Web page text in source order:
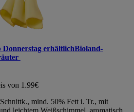
Donnerstag erhältlichBioland-
von 1.99€
mind. 50% Fett i. Tr., mit
leichtem Weißschimmel, aromatisch